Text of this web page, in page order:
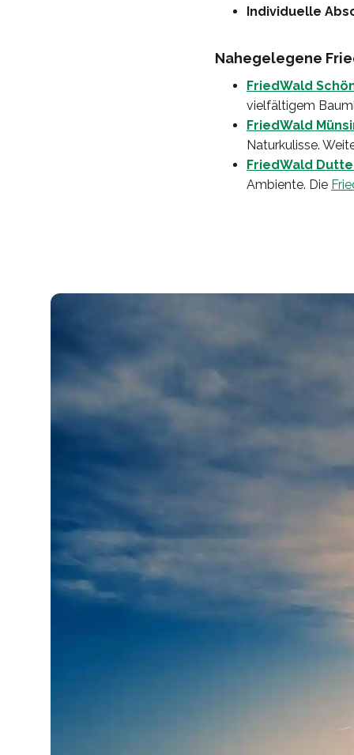
Individuelle
Nahegelegene
FriedWald
vielfältigem
FriedWald
Naturkulisse.
FriedWald
Ambiente. Die